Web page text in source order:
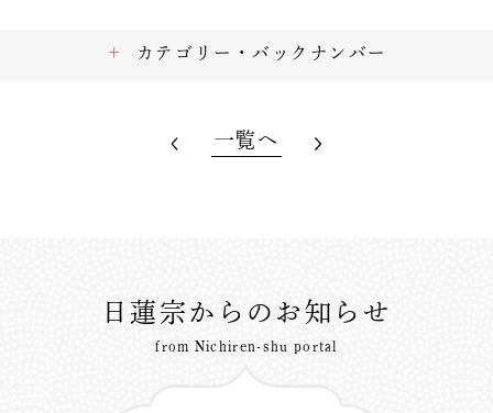
カテゴリー・バックナンバー
一覧へ
日蓮宗からのお知らせ
from Nichiren-shu portal